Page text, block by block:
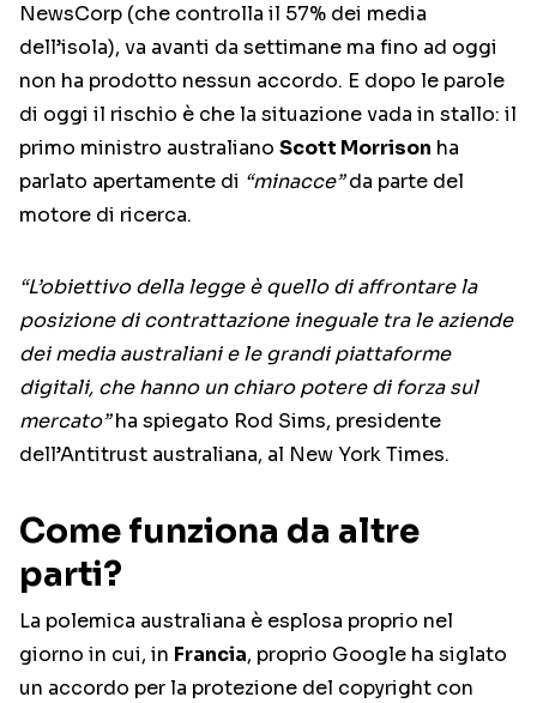
NewsCorp (che controlla il 57% dei media
dell’isola), va avanti da settimane ma fino ad oggi
non ha prodotto nessun accordo. E dopo le parole
di oggi il rischio è che la situazione vada in stallo: il
primo ministro australiano Scott Morrison ha
parlato apertamente di “minacce”da parte del
motore di ricerca.
“L’obiettivo della legge è quello di affrontare la
posizione di contrattazione ineguale tra le aziende
dei media australiani e le grandi piattaforme
digitali, che hanno un chiaro potere di forza sul
mercato”ha spiegato Rod Sims, presidente
dell’Antitrust australiana, al New York Times.
Come funziona da altre
parti?
La polemica australiana è esplosa proprio nel
giorno in cui, in Francia, proprio Google ha siglato
un accordo per la protezione del copyright con